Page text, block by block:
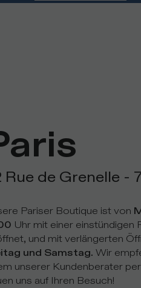
Rue de Grenelle -
Pariser Boutique ist von
Uhr mit einer einstündigen
und mit verlängerten
und Samstag. Wir
unserer Kundenberater
uns auf Ihren Besuch!